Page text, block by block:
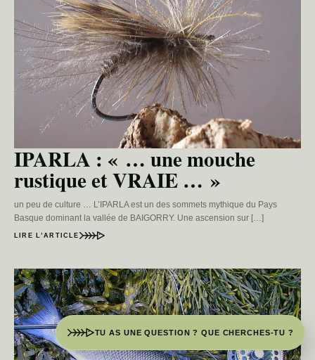
IPARLA : « … une mouche
rustique et VRAIE … »
un peu de culture … L’IPARLA est un des sommets mythique du Pays
Basque dominant la vallée de BAIGORRY. Une ascension sur […]
LIRE L’ARTICLE
TU AS UNE QUESTION ? QUE CHERCHES-TU ?